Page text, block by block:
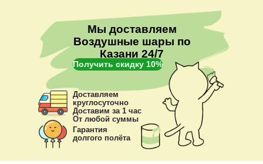
Мы доставляем
Воздушные шары по
Казани 24/7
Получить скидку 10%
Доставляем
круглосуточно
Доставим за 1 час
От любой суммы
Гарантия
долгого полёта